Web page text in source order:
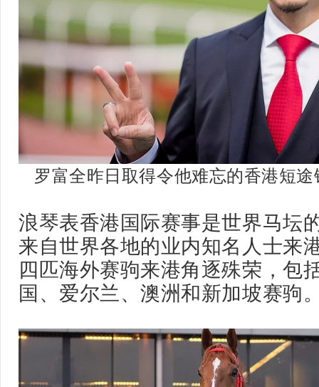
罗富全昨日取得令他难忘的香港短
浪琴表香港国际赛事是世界马坛
来自世界各地的业内知名人士来
四匹海外赛驹来港角逐殊荣，包
国、爱尔兰、澳洲和新加坡赛驹